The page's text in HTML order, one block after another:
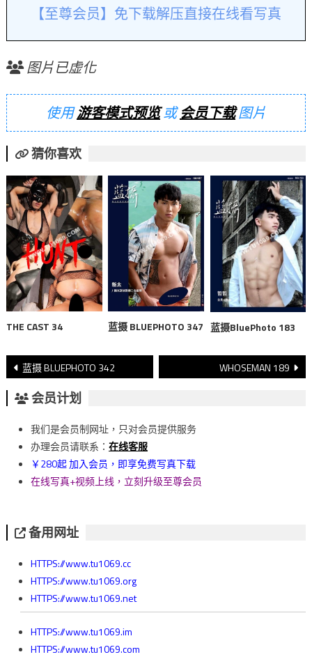
【至尊会员】免下载解压直接在线看写真
图片已虚化
使用游客模式预览或会员下载图片
猜你喜欢
THE CAST 34 蓝摄 BLUEPHOTO 347 蓝摄BluePhoto 183
文
章
導
覽
蓝摄 BLUEPHOTO 342 WHOSEMAN 189
会员计划
我们是会员制网址，只对会员提供服务
办理会员请联系： 在线客服
￥280起 加入会员，即享免费写真下载
在线写真+视频上线，立刻升级至尊会员
备用网址
HTTPS://www.tu1069.cc
HTTPS://www.tu1069.org
HTTPS://www.tu1069.net
HTTPS://www.tu1069.im
HTTPS://www.tu1069.com